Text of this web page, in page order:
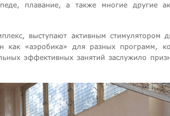
плавание, а также многие другие
выступают активным стимулятором
как «аэробика» для разных программ,
эффективных занятий заслужило